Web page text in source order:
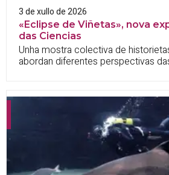
3 de xullo de 2026
«Eclipse de Viñetas», nova
das Ciencias
Unha mostra colectiva de
abordan diferentes perspectivas